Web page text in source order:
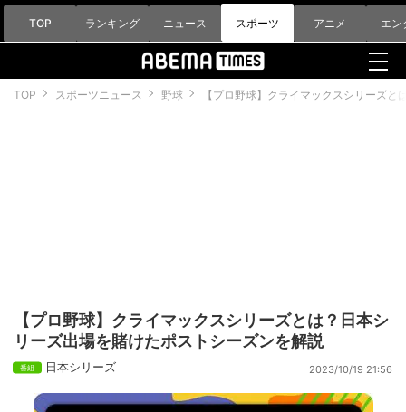
TOP ランキング ニュース スポーツ アニメ エン
TOP スポーツニュース 野球 【プロ野球】クライマックスシリーズ
【プロ野球】クライマックスシリーズとは？日本シ
リーズ出場を賭けたポストシーズンを解説
日本シリーズ 2023/10/19 21:56